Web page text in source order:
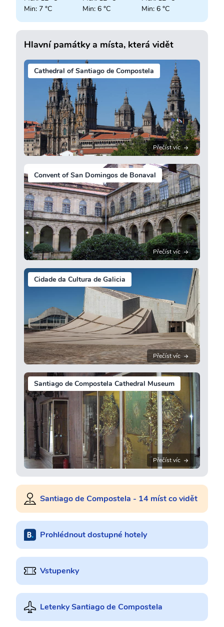
Min: 7 °C
Min: 6 °C
Min: 6 °C
Hlavní památky a místa, která vidět
Cathedral of Santiago de Compostela
Přečíst víc
Convent of San Domingos de Bonaval
Přečíst víc
Cidade da Cultura de Galicia
Přečíst víc
Santiago de Compostela Cathedral Museum
Přečíst víc
Santiago de Compostela - 14 míst co vidět
Prohlédnout dostupné hotely
Vstupenky
Letenky Santiago de Compostela